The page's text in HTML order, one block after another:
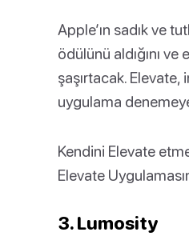
Apple’ın sadık ve
ödülünü aldığını
şaşırtacak. Elevate,
uygulama
Kendini Elevate
Elevate
3. Lumosity